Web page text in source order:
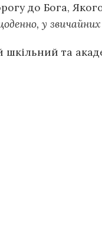
до Бога,
у
та